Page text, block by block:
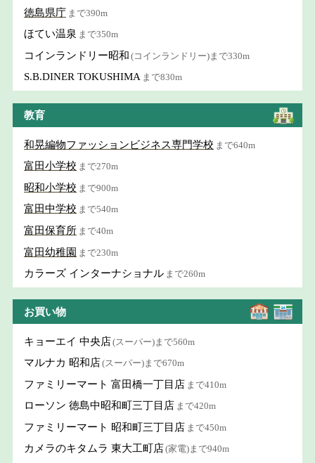
徳島県庁 まで390m
ほてい温泉 まで350m
コインランドリー昭和 (コインランドリー)まで330m
S.B.DINER TOKUSHIMA まで830m
教育
和晃編物ファッションビジネス専門学校 まで640m
富田小学校 まで270m
昭和小学校 まで900m
富田中学校 まで540m
富田保育所 まで40m
富田幼稚園 まで230m
カラーズ インターナショナル まで260m
お買い物
キョーエイ 中央店(スーパー)まで560m
マルナカ 昭和店(スーパー)まで670m
ファミリーマート 富田橋一丁目店 まで410m
ローソン 徳島中昭和町三丁目店 まで420m
ファミリーマート 昭和町三丁目店 まで450m
カメラのキタムラ 東大工町店(家電)まで940m